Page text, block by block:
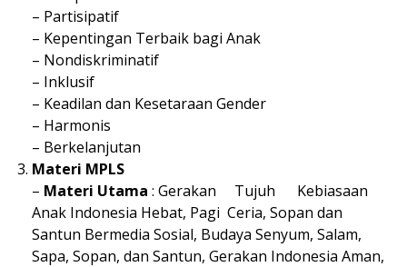
– Partisipatif
– Kepentingan Terbaik bagi Anak
– Nondiskriminatif
– Inklusif
– Keadilan dan Kesetaraan Gender
– Harmonis
– Berkelanjutan
Materi MPLS
– Materi Utama : Gerakan Tujuh Kebiasaan
Anak Indonesia Hebat, Pagi Ceria, Sopan dan
Santun Bermedia Sosial, Budaya Senyum, Salam,
Sapa, Sopan, dan Santun, Gerakan Indonesia Aman,